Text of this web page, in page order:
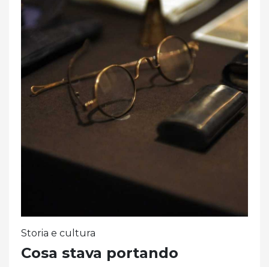
Storia e cultura
Cosa stava portando